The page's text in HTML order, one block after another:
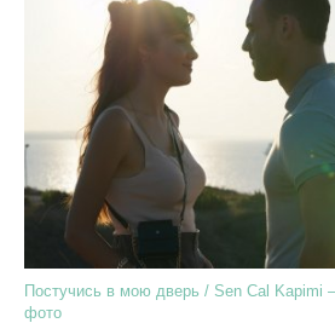
Постучись в мою дверь / Sen Cal Kapimi
фото